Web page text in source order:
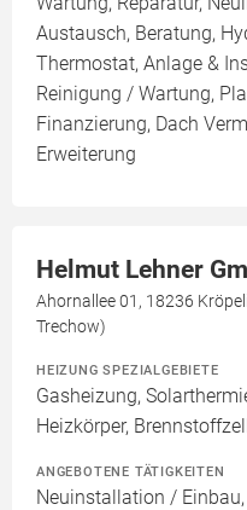
Austausch, Beratung,
Thermostat, Anlage &
Reinigung / Wartung,
Finanzierung, Dach
Erweiterung
Helmut Lehner
Ahornallee 01, 18236
Trechow)
HEIZUNG SPEZIALGEBIETE
Gasheizung,
Heizkörper,
ANGEBOTENE TÄTIGKEITEN
Neuinstallation /